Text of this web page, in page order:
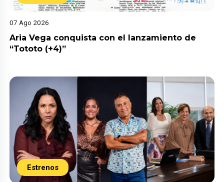
07 Ago 2026
Aria Vega conquista con el lanzamiento de
“Tototo (+4)”
Estrenos